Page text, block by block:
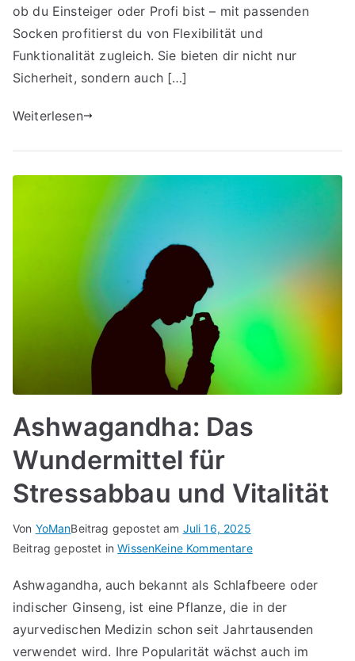
Tanzparkett
ob du Einsteiger oder Profi bist – mit passenden
Socken profitierst du von Flexibilität und
Funktionalität zugleich. Sie bieten dir nicht nur
Sicherheit, sondern auch […]
Weiterlesen
Ashwagandha: Das
Wundermittel für
Stressabbau und Vitalität
Von YoManBeitrag gepostet am Juli 16, 2025
Beitrag gepostet inWissenKeine Kommentarefür
Das
Wundermittel
für
Stressabbau
Ashwagandha, auch bekannt als Schlafbeere oder
indischer Ginseng, ist eine Pflanze, die in der
ayurvedischen Medizin schon seit Jahrtausenden
verwendet wird. Ihre Popularität wächst auch im